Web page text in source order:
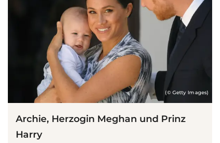
(© Getty Images)
Archie, Herzogin Meghan und Prinz
Harry